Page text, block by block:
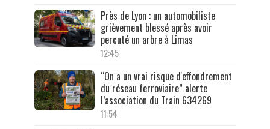
Près de Lyon : un automobiliste
grièvement blessé après avoir
percuté un arbre à Limas
12:45
“On a un vrai risque d'effondrement
du réseau ferroviaire” alerte
l’association du Train 634269
11:54